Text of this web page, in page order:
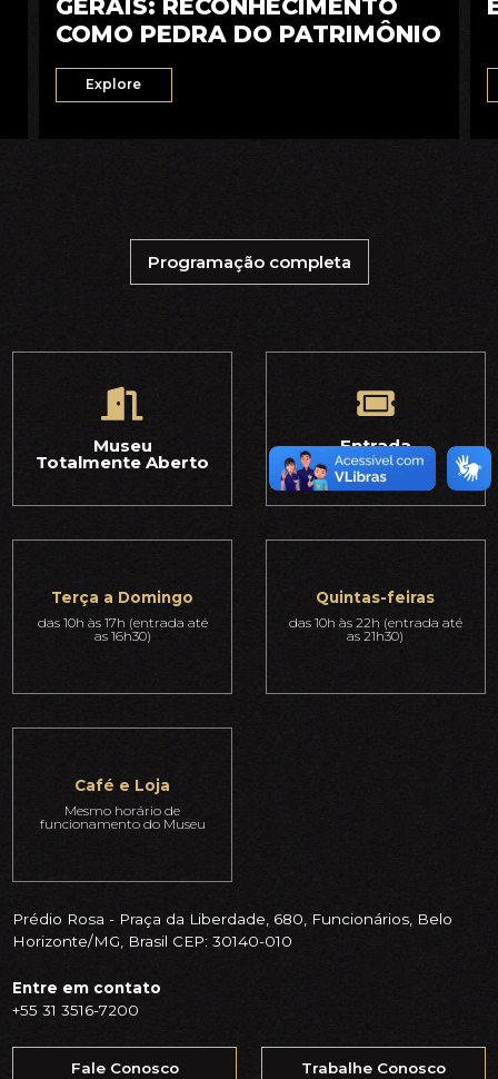
GERAIS: RECONHECIMENTO
COMO PEDRA DO PATRIMÔNIO
Explore
Programação completa
Museu
Totalmente Aberto
Entrada
Gratuita
Terça a Domingo
das 10h às 17h (entrada até
as 16h30)
Quintas-feiras
das 10h às 22h (entrada até
as 21h30)
Café e Loja
Mesmo horário de
funcionamento do Museu
Prédio Rosa - Praça da Liberdade, 680, Funcionários, Belo
Horizonte/MG, Brasil CEP: 30140-010
Entre em contato
+55 31 3516-7200
Fale Conosco Trabalhe Conosco